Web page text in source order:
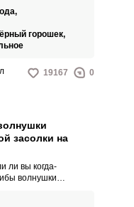
после варки
в маринаде залить
небольшим
растительного
закрываются
горошек,
19167 0
засолки на
ли вы когда-
волнушки